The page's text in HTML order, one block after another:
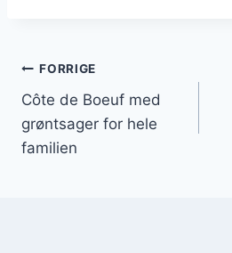
Indlægsnavigation
FORRIGE
Côte de Boeuf med
grøntsager for hele
familien